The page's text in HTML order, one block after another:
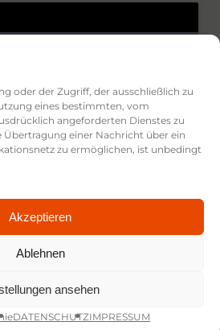
oder der Zugriff, der ausschließlich zu
eines bestimmten, vom
angeforderten Dienstes zu
einer Nachricht über ein
zu ermöglichen, ist unbedingt
Akzeptieren
Ablehnen
ansehen
DATENSCHUTZIMPRESSUM
diesen Inhalt zu aktivieren
dazu:
de/microsite/service-hub/
„offiziell“ eingebettet.